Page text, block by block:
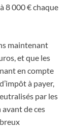
8 000 € chaque
maintenant
et que les
en compte
à payer,
par les
avant de ces